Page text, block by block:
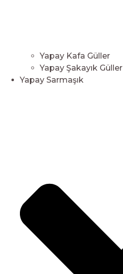
Yapay Kafa Güller
Yapay Şakayık Güller
Yapay Sarmaşık